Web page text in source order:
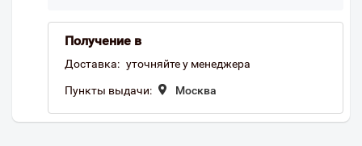
Получение в
Доставка: уточняйте у менеджера
Пункты выдачи: Москва